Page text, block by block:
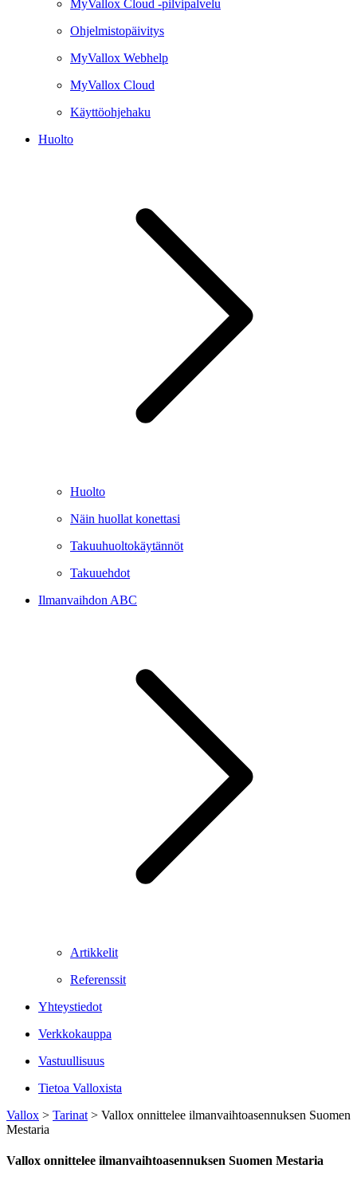
MyVallox Cloud -pilvipalvelu
Ohjelmistopäivitys
MyVallox Webhelp
MyVallox Cloud
Käyttöohjehaku
Huolto
Huolto
Näin huollat konettasi
Takuuhuoltokäytännöt
Takuuehdot
Ilmanvaihdon ABC
Artikkelit
Referenssit
Yhteystiedot
Verkkokauppa
Vastuullisuus
Tietoa Valloxista
Vallox > Tarinat > Vallox onnittelee ilmanvaihtoasennuksen Suomen
Mestaria
Vallox onnittelee ilmanvaihtoasennuksen Suomen Mestaria